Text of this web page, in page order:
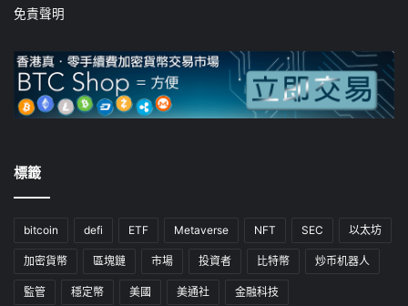
免責聲明
標籤
bitcoin defi ETF Metaverse NFT SEC 以太坊
加密貨幣 區塊鏈 市場 投資者 比特幣 炒币机器人
監管 穩定幣 美國 美通社 金融科技